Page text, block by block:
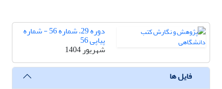
دوره 29، شماره 56 - شماره
پیاپی 56
شهریور 1404
فایل ها